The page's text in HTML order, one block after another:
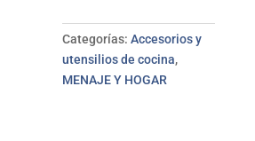
Categorías:Accesorios y
utensilios de cocina,
MENAJE Y HOGAR